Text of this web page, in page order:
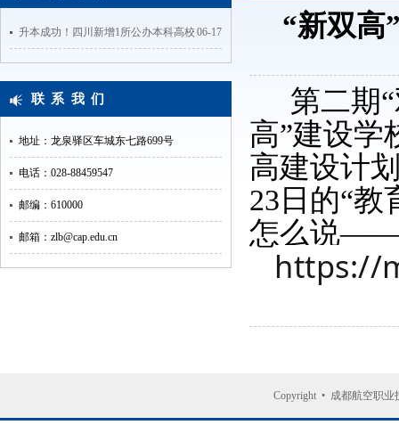
“新双高
第二期
高”建设学
高建设计
23日的“教
怎么说
https://
06-17
升本成功！四川新增1所公办本科高校
联系我们
地址：龙泉驿区车城东七路699号
电话：028-88459547
邮编：610000
邮箱：zlb@cap.edu.cn
Copyright • 成都航空职业